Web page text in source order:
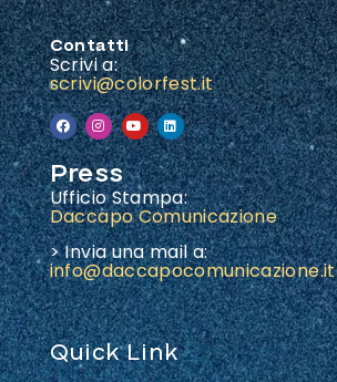
Contatti
Scrivi a:
scrivi@colorfest.it
Press
Ufficio Stampa:
Daccapo Comunicazione
> Invia una mail a:
info@daccapocomunicazione.it
Quick Link